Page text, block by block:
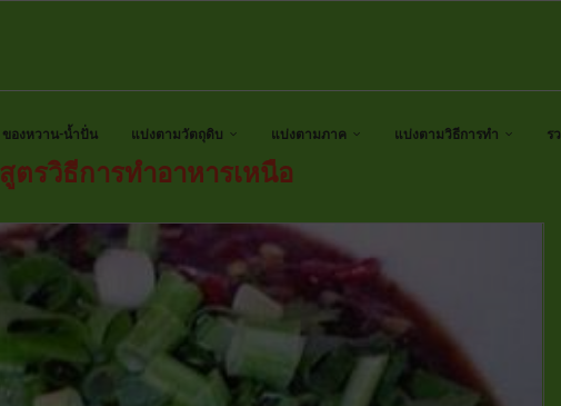
ของหวาน-น้ำปั่น แบ่งตามวัตถุดิบ แบ่งตามภาค แบ่งตามวิธีการทำ ร
สูตรวิธีการทำอาหารเหนือ